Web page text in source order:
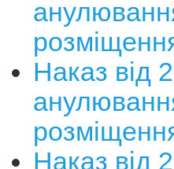
Наказ від
Наказ від